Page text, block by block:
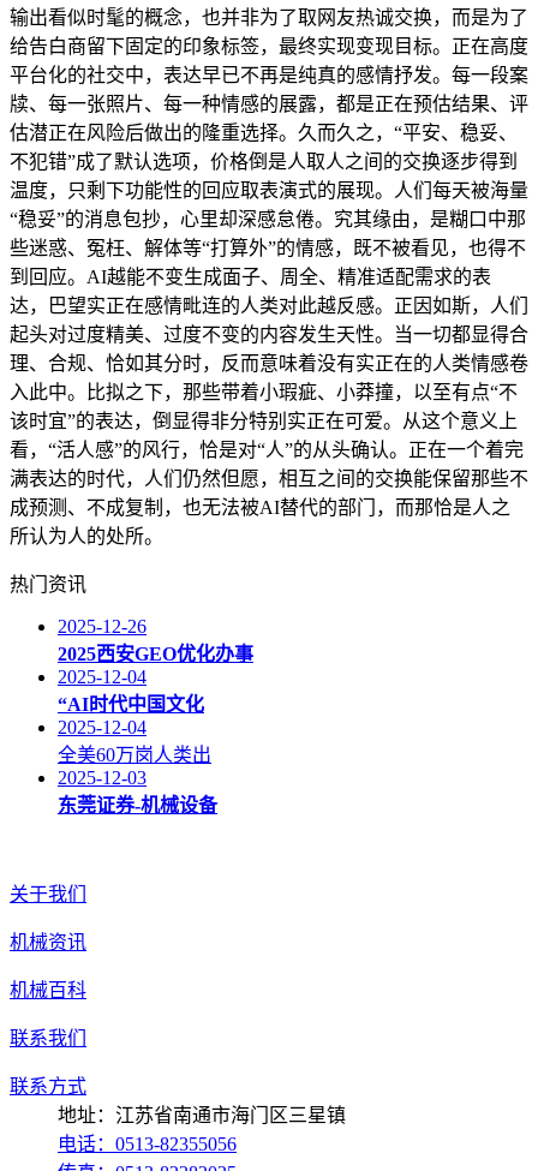
输出看似时髦的概念，也并非为了取网友热诚交换，而是为了
给告白商留下固定的印象标签，最终实现变现目标。正在高度
平台化的社交中，表达早已不再是纯真的感情抒发。每一段案
牍、每一张照片、每一种情感的展露，都是正在预估结果、评
估潜正在风险后做出的隆重选择。久而久之，“平安、稳妥、
不犯错”成了默认选项，价格倒是人取人之间的交换逐步得到
温度，只剩下功能性的回应取表演式的展现。人们每天被海量
“稳妥”的消息包抄，心里却深感怠倦。究其缘由，是糊口中那
些迷惑、冤枉、解体等“打算外”的情感，既不被看见，也得不
到回应。AI越能不变生成面子、周全、精准适配需求的表
达，巴望实正在感情毗连的人类对此越反感。正因如斯，人们
起头对过度精美、过度不变的内容发生天性。当一切都显得合
理、合规、恰如其分时，反而意味着没有实正在的人类情感卷
入此中。比拟之下，那些带着小瑕疵、小莽撞，以至有点“不
该时宜”的表达，倒显得非分特别实正在可爱。从这个意义上
看，“活人感”的风行，恰是对“人”的从头确认。正在一个着完
满表达的时代，人们仍然但愿，相互之间的交换能保留那些不
成预测、不成复制，也无法被AI替代的部门，而那恰是人之
所认为人的处所。
热门资讯
2025-12-26
2025西安GEO优化办事
2025-12-04
“AI时代中国文化
2025-12-04
全美60万岗人类出
2025-12-03
东莞证券-机械设备
关于我们
机械资讯
机械百科
联系我们
联系方式
地址：江苏省南通市海门区三星镇
电话：0513-82355056